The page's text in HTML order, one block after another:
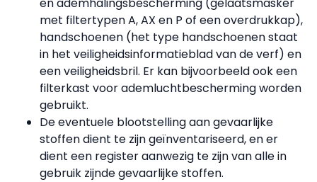
met filtertypen A, AX en P of een overdrukkap),
handschoenen (het type handschoenen staat
in het veiligheidsinformatieblad van de verf) en
een veiligheidsbril. Er kan bijvoorbeeld ook een
filterkast voor ademluchtbescherming worden
gebruikt.
De eventuele blootstelling aan gevaarlijke
stoffen dient te zijn geïnventariseerd, en er
dient een register aanwezig te zijn van alle in
gebruik zijnde gevaarlijke stoffen.